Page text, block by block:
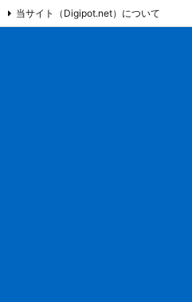
当サイト（Digipot.net）について